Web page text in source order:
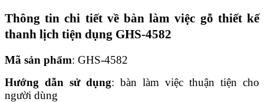
Thông tin chi tiết về bàn làm việc gỗ thiết kế
thanh lịch tiện dụng GHS-4582
Mã sản phẩm: GHS-4582
Hướng dẫn sử dụng: bàn làm việc thuận tiện cho
người dùng